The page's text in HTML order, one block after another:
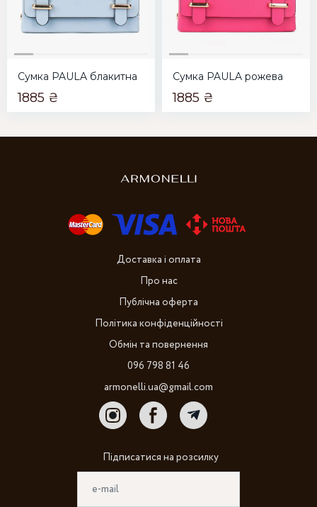
Сумка PAULA блакитна
1885 ₴
Сумка PAULA рожева
1885 ₴
Доставка і оплата
Про нас
Публічна оферта
Політика конфіденційності
Обмін та повернення
096 798 81 46
armonelli.ua@gmail.com
Підписатися на розсилку